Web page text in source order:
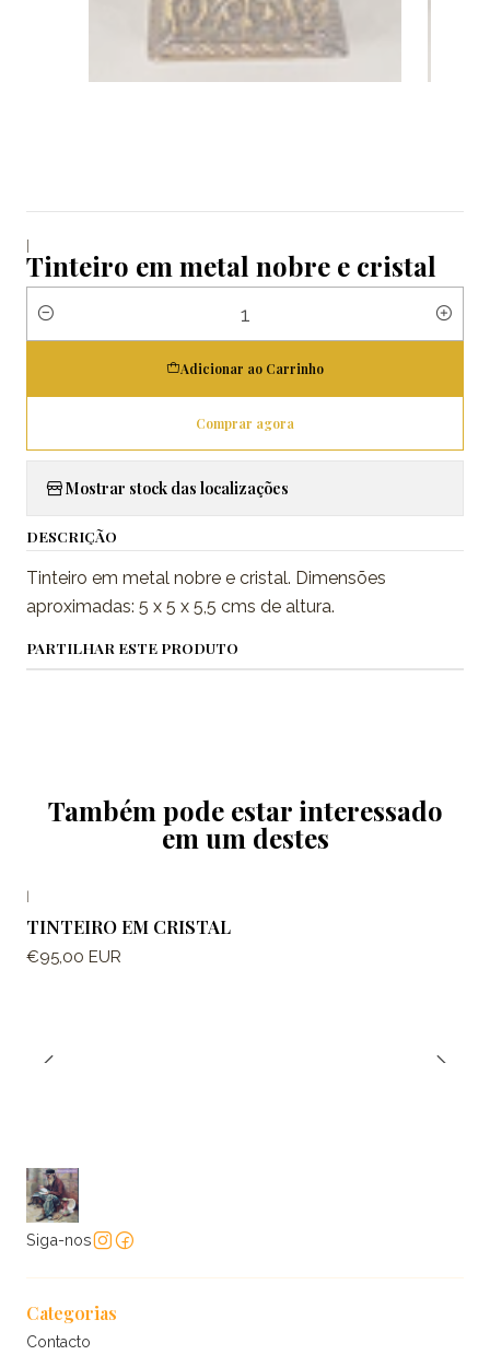
|
Tinteiro em metal nobre e cristal
Quantidade
Adicionar ao Carrinho
Comprar agora
Mostrar stock das localizações
DESCRIÇÃO
Tinteiro em metal nobre e cristal. Dimensões
aproximadas: 5 x 5 x 5,5 cms de altura.
PARTILHAR ESTE PRODUTO
Também pode estar interessado
em um destes
TINTEIRO EM CRISTAL
€95,00 EUR
Siga-nos
Categorias
Contacto